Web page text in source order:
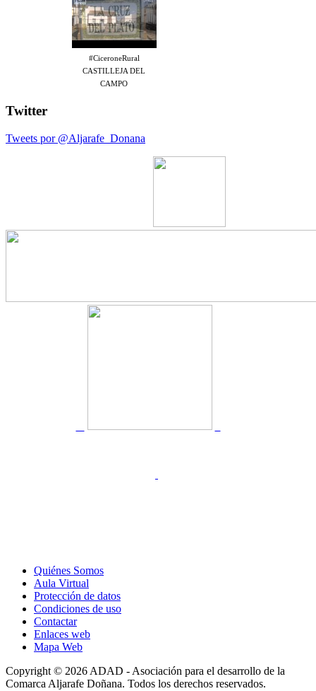
#CiceroneRural
CASTILLEJA DEL
CAMPO
Twitter
Tweets por @Aljarafe_Donana
Quiénes Somos
Aula Virtual
Protección de datos
Condiciones de uso
Contactar
Enlaces web
Mapa Web
Copyright © 2026 ADAD - Asociación para el desarrollo de la
Comarca Aljarafe Doñana. Todos los derechos reservados.